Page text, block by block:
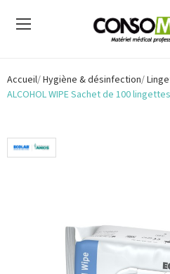
Accueil Hygiène & désinfection
ALCOHOL WIPE Sachet de 100 lingettes